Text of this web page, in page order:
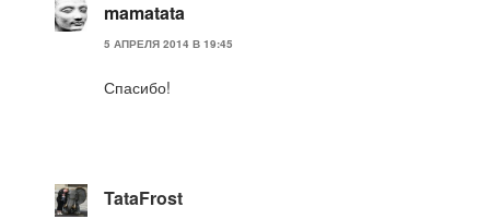
mamatata
5 АПРЕЛЯ 2014 В 19:45
Спасибо!
TataFrost